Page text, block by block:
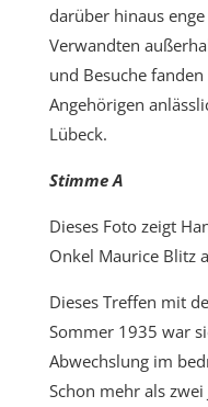
darüber hinaus
Verwandten
und Besuche
Angehörigen
Lübeck.
Stimme A
Dieses Foto zeigt
Onkel Maurice Blitz
Dieses Treffen mit
Sommer 1935 war
Abwechslung im
Schon mehr als